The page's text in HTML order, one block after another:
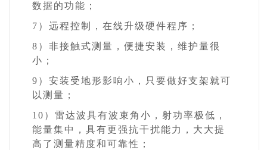
数据的功能；
7）远程控制，在线升级硬件程序；
8）非接触式测量，便捷安装，维护量很
小；
9）安装受地形影响小，只要做好支架就可
以测量；
10）雷达波具有波束角小，射功率极低，
能量集中，具有更强抗干扰能力， 大大提
高了测量精度和可靠性；